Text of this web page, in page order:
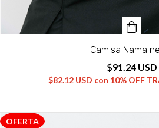
Camisa Nama
$91.24 USD
$82.12 USD con 10% OFF